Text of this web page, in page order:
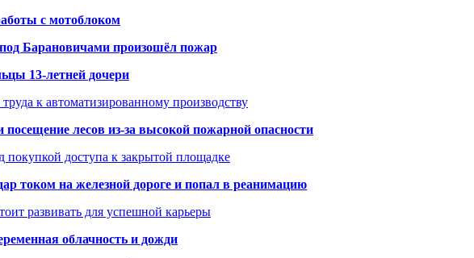
с мотоблоком
Барановичами произошёл пожар
13-летней дочери
к автоматизированному производству
лесов из-за высокой пожарной опасности
покупкой доступа к закрытой площадке
током на железной дороге и попал в реанимацию
развивать для успешной карьеры
облачность и дожди